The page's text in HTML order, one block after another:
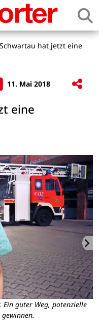
hat jetzt eine
11. Mai 2018
eine
guter Weg, potenzielle